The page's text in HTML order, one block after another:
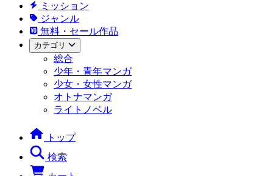
ミッション
ジャンル
無料・セール作品
カテゴリ
総合
少年・青年マンガ
少女・女性マンガ
オトナマンガ
ライトノベル
トップ
検索